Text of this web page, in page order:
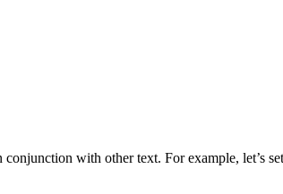
with other text. For example, let’s